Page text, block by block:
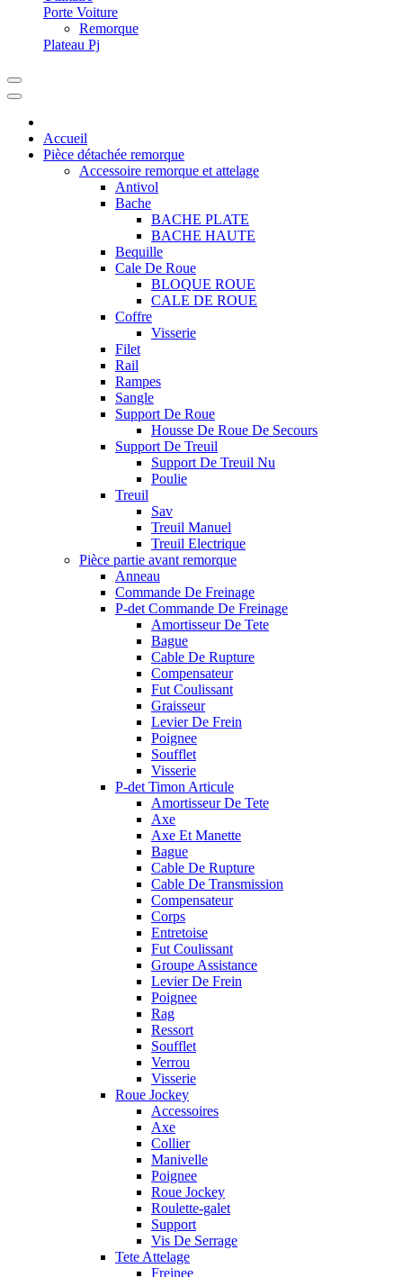
Porte Voiture
Remorque
Plateau Pj
Accueil
Pièce détachée remorque
Accessoire remorque et attelage
Antivol
Bache
BACHE PLATE
BACHE HAUTE
Bequille
Cale De Roue
BLOQUE ROUE
CALE DE ROUE
Coffre
Visserie
Filet
Rail
Rampes
Sangle
Support De Roue
Housse De Roue De Secours
Support De Treuil
Support De Treuil Nu
Poulie
Treuil
Sav
Treuil Manuel
Treuil Electrique
Pièce partie avant remorque
Anneau
Commande De Freinage
P-det Commande De Freinage
Amortisseur De Tete
Bague
Cable De Rupture
Compensateur
Fut Coulissant
Graisseur
Levier De Frein
Poignee
Soufflet
Visserie
P-det Timon Articule
Amortisseur De Tete
Axe
Axe Et Manette
Bague
Cable De Rupture
Cable De Transmission
Compensateur
Corps
Entretoise
Fut Coulissant
Groupe Assistance
Levier De Frein
Poignee
Rag
Ressort
Soufflet
Verrou
Visserie
Roue Jockey
Accessoires
Axe
Collier
Manivelle
Poignee
Roue Jockey
Roulette-galet
Support
Vis De Serrage
Tete Attelage
Freinee